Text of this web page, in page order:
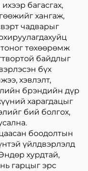
багасгах,
хангаж,
чадварыг
төхөөрөмж
байдлыг
бүх
хэвлэлт,
брэндийн дүр
харагдацыг
бий болгох,
боодолтын
үйлдвэрлэлд
хурдтай,
гарцыг эрс